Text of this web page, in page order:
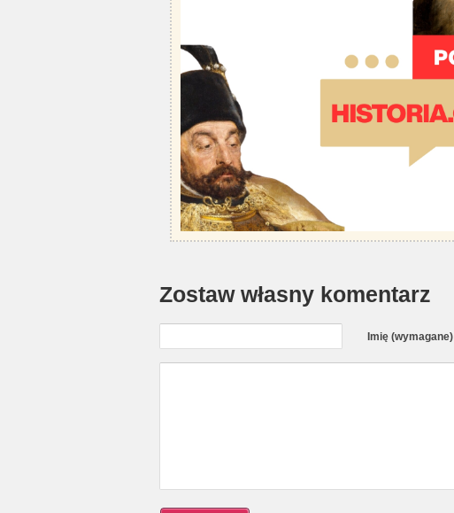
Zostaw własny komentarz
Imię (wymagane)